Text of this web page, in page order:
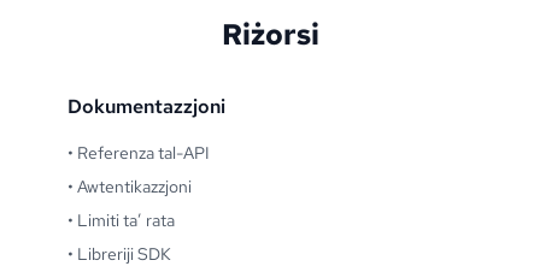
Riżorsi
Dokumentazzjoni
• Referenza tal-API
• Awtentikazzjoni
• Limiti ta’ rata
• Libreriji SDK